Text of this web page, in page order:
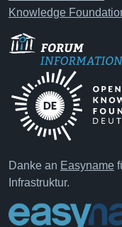
Knowledge
Danke an Easyname
Infrastruktur.